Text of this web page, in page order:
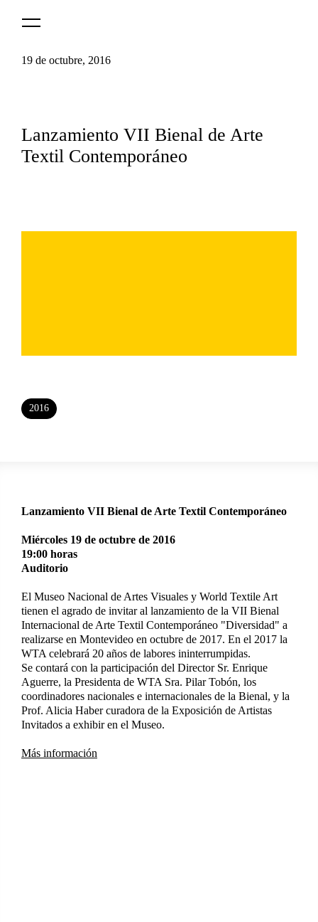
19 de octubre, 2016
Lanzamiento VII Bienal de Arte
Textil Contemporáneo
2016
Lanzamiento VII Bienal de Arte Textil Contemporáneo
Miércoles 19 de octubre de 2016
19:00 horas
Auditorio
El Museo Nacional de Artes Visuales y World Textile Art
tienen el agrado de invitar al lanzamiento de la VII Bienal
Internacional de Arte Textil Contemporáneo "Diversidad" a
realizarse en Montevideo en octubre de 2017. En el 2017 la
WTA celebrará 20 años de labores ininterrumpidas.
Se contará con la participación del Director Sr. Enrique
Aguerre, la Presidenta de WTA Sra. Pilar Tobón, los
coordinadores nacionales e internacionales de la Bienal, y la
Prof. Alicia Haber curadora de la Exposición de Artistas
Invitados a exhibir en el Museo.
Más información